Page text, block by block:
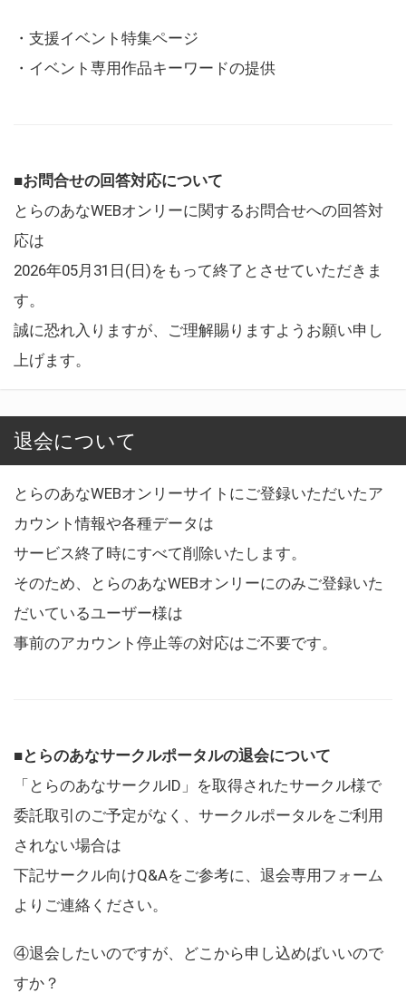
・支援イベント特集ページ
・イベント専用作品キーワードの提供
■お問合せの回答対応について
とらのあなWEBオンリーに関するお問合せへの回答対
応は
2026年05月31日(日)をもって終了とさせていただきま
す。
誠に恐れ入りますが、ご理解賜りますようお願い申し
上げます。
退会について
とらのあなWEBオンリーサイトにご登録いただいたア
カウント情報や各種データは
サービス終了時にすべて削除いたします。
そのため、とらのあなWEBオンリーにのみご登録いた
だいているユーザー様は
事前のアカウント停止等の対応はご不要です。
■とらのあなサークルポータルの退会について
「とらのあなサークルID」を取得されたサークル様で
委託取引のご予定がなく、サークルポータルをご利用
されない場合は
下記サークル向けQ&Aをご参考に、退会専用フォーム
よりご連絡ください。
④退会したいのですが、どこから申し込めばいいので
すか？